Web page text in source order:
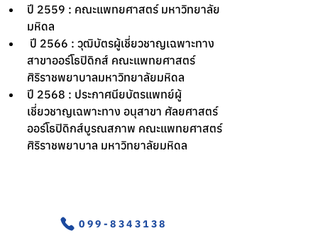
ปี 2559 : คณะแพทยศาสตร์ มหาวิทยาลัย
มหิดล
ปี 2566 : วุฒิบัตรผู้เชี่ยวชาญเฉพาะทาง
สาขาออร์โธปิดิกส์ คณะแพทยศาสตร์
ศิริราชพยาบาลมหาวิทยาลัยมหิดล
ปี 2568 : ประกาศนียบัตรแพทย์ผู้
เชี่ยวชาญเฉพาะทาง อนุสาขา ศัลยศาสตร์
ออร์โธปิดิกส์บูรณสภาพ คณะแพทยศาสตร์
ศิริราชพยาบาล มหาวิทยาลัยมหิดล
099-8343138